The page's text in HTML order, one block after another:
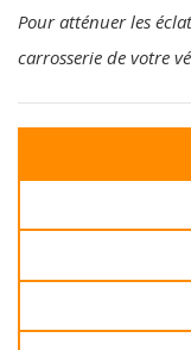
Pour atténuer les
carrosserie de votre